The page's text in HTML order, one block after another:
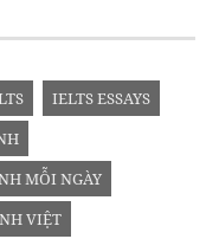
IELTS ESSAYS
MỖI NGÀY
VIỆT